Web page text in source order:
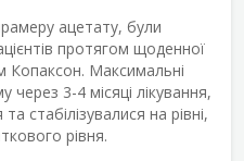
ацетату, були
протягом щоденної
Копаксон. Максимальні
через 3-4 місяці лікування,
стабілізувалися на рівні,
рівня.